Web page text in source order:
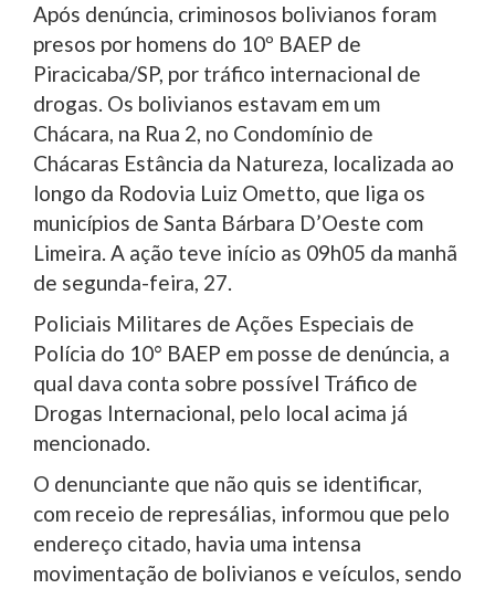
Após denúncia, criminosos bolivianos foram
presos por homens do 10º BAEP de
Piracicaba/SP, por tráfico internacional de
drogas. Os bolivianos estavam em um
Chácara, na Rua 2, no Condomínio de
Chácaras Estância da Natureza, localizada ao
longo da Rodovia Luiz Ometto, que liga os
municípios de Santa Bárbara D’Oeste com
Limeira. A ação teve início as 09h05 da manhã
de segunda-feira, 27.
Policiais Militares de Ações Especiais de
Polícia do 10° BAEP em posse de denúncia, a
qual dava conta sobre possível Tráfico de
Drogas Internacional, pelo local acima já
mencionado.
O denunciante que não quis se identificar,
com receio de represálias, informou que pelo
endereço citado, havia uma intensa
movimentação de bolivianos e veículos, sendo